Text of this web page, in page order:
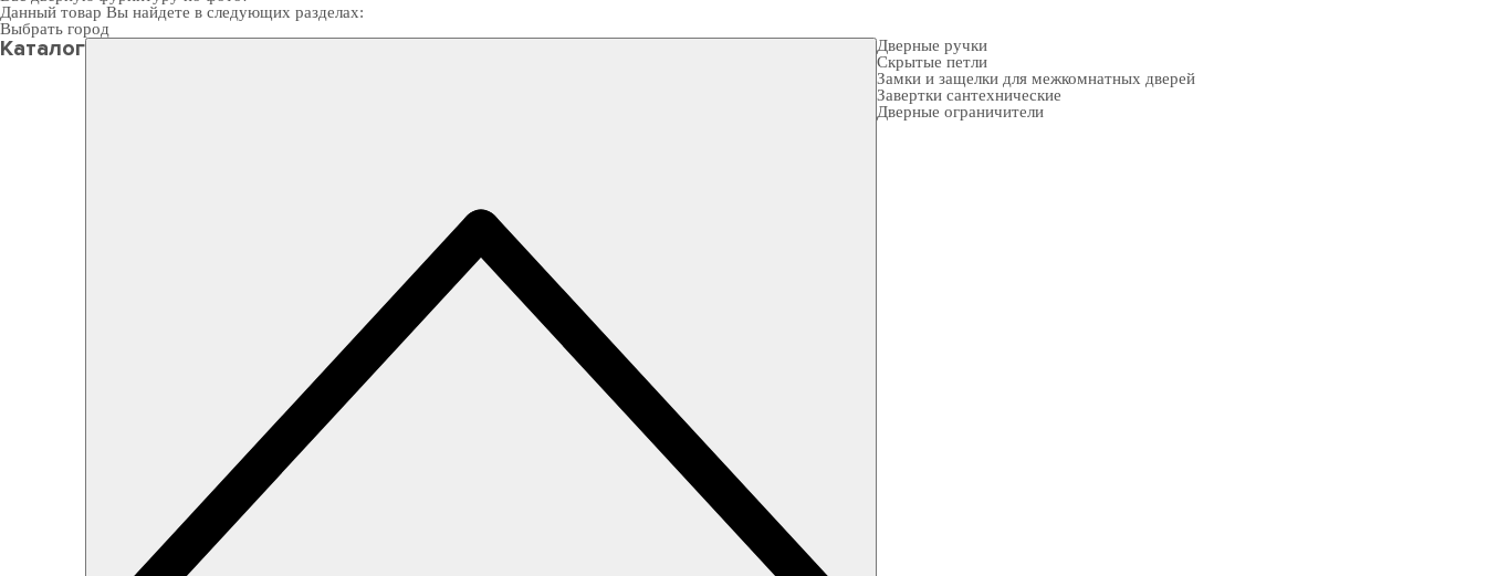
Данный товар Вы найдете в следующих разделах:
Выбрать город
Каталог
Дверные ручки
Скрытые петли
Замки и защелки для межкомнатных дверей
Завертки сантехнические
Дверные ограничители